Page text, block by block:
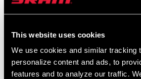
This website uses cookies
We use cookies and similar tracking
personalize content and ads, to
features and to analyze our traffic.